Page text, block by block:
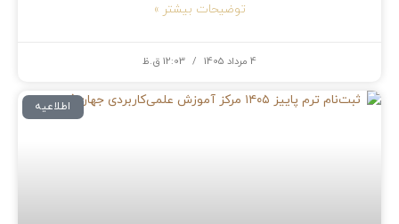
توضیحات بیشتر »
4 مرداد 1405 12:03 ق.ظ
اطلاعیه